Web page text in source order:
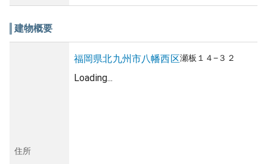
建物概要
住所
福岡県北九州市八幡西区瀬板 １４−３２
Loading...